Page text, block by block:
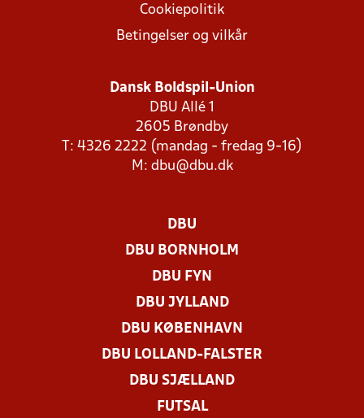
Cookiepolitik
Betingelser og vilkår
Dansk Boldspil-Union
DBU Allé 1
2605 Brøndby
T: 4326 2222 (mandag - fredag 9-16)
M: dbu@dbu.dk
DBU
DBU BORNHOLM
DBU FYN
DBU JYLLAND
DBU KØBENHAVN
DBU LOLLAND-FALSTER
DBU SJÆLLAND
FUTSAL